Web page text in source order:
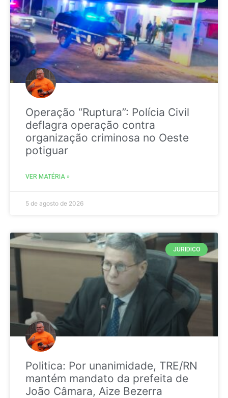
Operação “Ruptura”: Polícia Civil
deflagra operação contra
organização criminosa no Oeste
potiguar
VER MATÉRIA »
5 de agosto de 2026
JURIDICO
Politica: Por unanimidade, TRE/RN
mantém mandato da prefeita de
João Câmara, Aize Bezerra